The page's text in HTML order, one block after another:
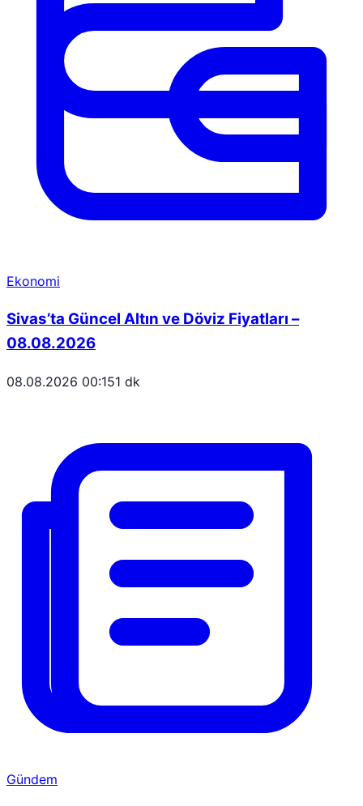
Ekonomi
Sivas’ta Güncel Altın ve Döviz Fiyatları –
08.08.2026
08.08.2026 00:151 dk
Gündem